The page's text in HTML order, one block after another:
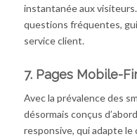
instantanée aux
questions fréquentes,
service client.
7. Pages Mobile-
Avec la prévalence des
désormais conçus
responsive, qui adapte le